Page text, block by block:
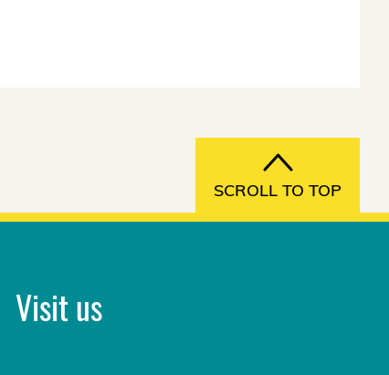
SCROLL TO TOP
Visit us